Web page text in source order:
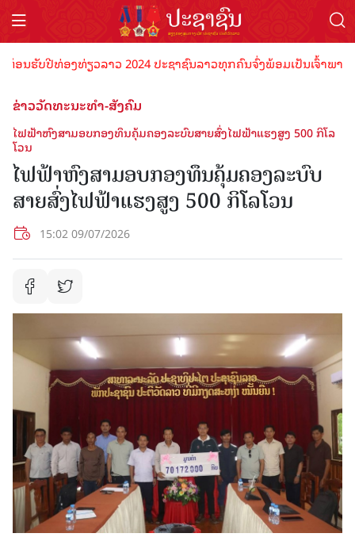
ຮັບປີທ່ອງທ່ຽວລາວ 2024 ປະຊາຊົນລາວທຸກຄົນຈົ່ງພ້ອມເປັນເຈົ້າພາບທີ່
ຂ່າວວັດທະນະທຳ-ສັງຄົມ
ໄຟຟ້າຫົງສາມອບກອງທຶນຄຸ້ມຄອງລະບົບສາຍສົ່ງໄຟຟ້າແຮງສູງ 500 ກິໂລ
ໂວນ
ໄຟຟ້າຫົງສາມອບກອງທຶນຄຸ້ມຄອງລະບົບ
ສາຍສົ່ງໄຟຟ້າແຮງສູງ 500 ກິໂລໂວນ
15:02 09/07/2026